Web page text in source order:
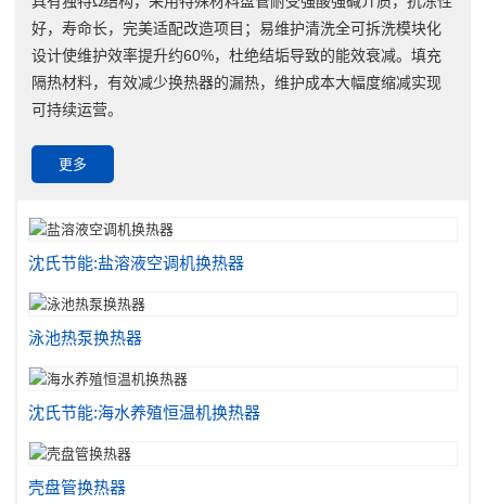
好，寿命长，完美适配改造项目；易维护清洗全可拆洗模块化
设计使维护效率提升约60%，杜绝结垢导致的能效衰减。填充
隔热材料，有效减少换热器的漏热，维护成本大幅度缩减实现
可持续运营。
更多
沈氏节能:盐溶液空调机换热器
泳池热泵换热器
沈氏节能:海水养殖恒温机换热器
壳盘管换热器